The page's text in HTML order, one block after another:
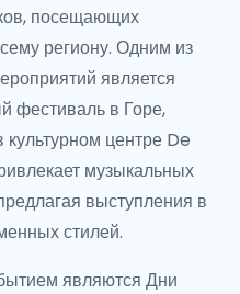
посещающих
региону. Одним из
является
фестиваль в Горе,
центре De
музыкальных
выступления в
стилей.
являются Дни